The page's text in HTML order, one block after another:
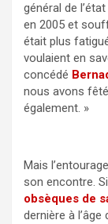
général de
en 2005 et
était plus
voulaient en
concédé
nous avons
également. »
Mais
son encontre.
obsèques de
dernière à